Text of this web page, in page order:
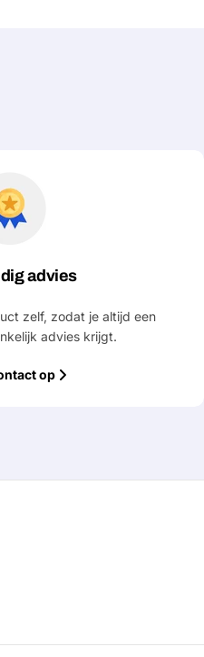
advies
zelf, zodat je altijd een
advies krijgt.
op